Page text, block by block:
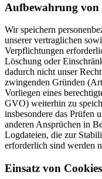
Aufbewahrung von
Wir speichern
unserer vertraglichen
Verpflichtungen
Löschung oder
dadurch nicht unser
zwingenden Gründen
Vorliegen eines
GVO) weiterhin zu
insbesondere das Prüfen
anderen Ansprüchen in
Logdateien, die zur
erforderlich sind werden
Einsatz von Cookies